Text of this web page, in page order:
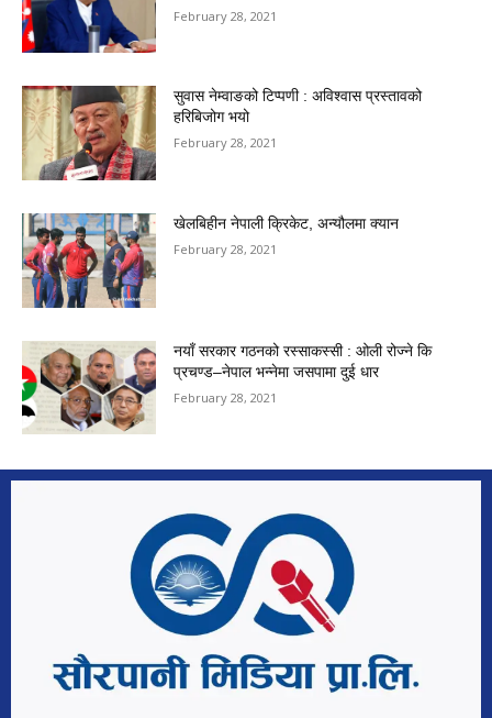
February 28, 2021
सुवास नेम्वाङको टिप्पणी : अविश्वास प्रस्तावको
हरिबिजोग भयो
February 28, 2021
खेलबिहीन नेपाली क्रिकेट, अन्यौलमा क्यान
February 28, 2021
नयाँ सरकार गठनको रस्साकस्सी : ओली रोज्ने कि
प्रचण्ड–नेपाल भन्नेमा जसपामा दुई धार
February 28, 2021